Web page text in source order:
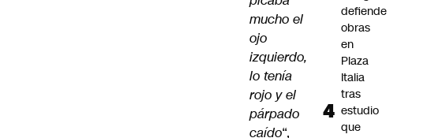
mucho el
ojo
izquierdo,
lo tenía
rojo y el
párpado
caído“,
defiende
obras
en
Plaza
Italia
tras
estudio
que